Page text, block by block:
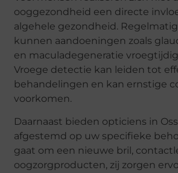
ooggezondheid een directe
algehele gezondheid.
kunnen aandoeningen zoals
en maculadegeneratie
Vroege detectie kan leiden tot
behandelingen en kan ernstige
voorkomen.
Daarnaast bieden opticiens in
afgestemd op uw specifieke
gaat om een nieuwe bril,
oogzorgproducten, zij zorgen